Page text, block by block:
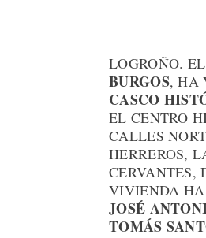
LOGROÑO.
BURGOS, HA
CASCO
EL CENTRO
CALLES
HERREROS,
CERVANTES,
VIVIENDA HA
JOSÉ
TOMÁS